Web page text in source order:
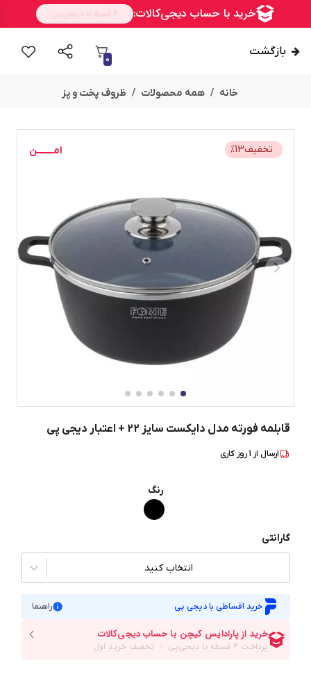
بازگشت
0
خانه همه محصولات ظروف پخت و پز
تخفیف %13
قابلمه فورته مدل دایکست سایز 22 + اعتبار دیجی پی
ارسال از 1روز کاری
رنگ
گارانتی
انتخاب کنید
خرید اقساطی با دیجی پی راهنما